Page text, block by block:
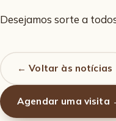
Desejamos sorte a
← Voltar às notícias
Agendar uma visita